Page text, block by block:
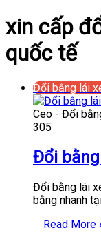
xin cấp
quốc tế
Đổi bằng lái
Ceo - Đổi
305
Đổi
Đổi bằng lái
bằng nhanh
Read More